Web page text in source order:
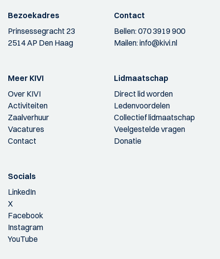
Bezoekadres
Prinsessegracht 23
2514 AP Den Haag
Contact
Bellen:070 3919 900
Mailen:info@kivi.nl
Meer KIVI
Over KIVI
Activiteiten
Zaalverhuur
Vacatures
Contact
Lidmaatschap
Direct lid worden
Ledenvoordelen
Collectief lidmaatschap
Veelgestelde vragen
Donatie
Socials
LinkedIn
X
Facebook
Instagram
YouTube